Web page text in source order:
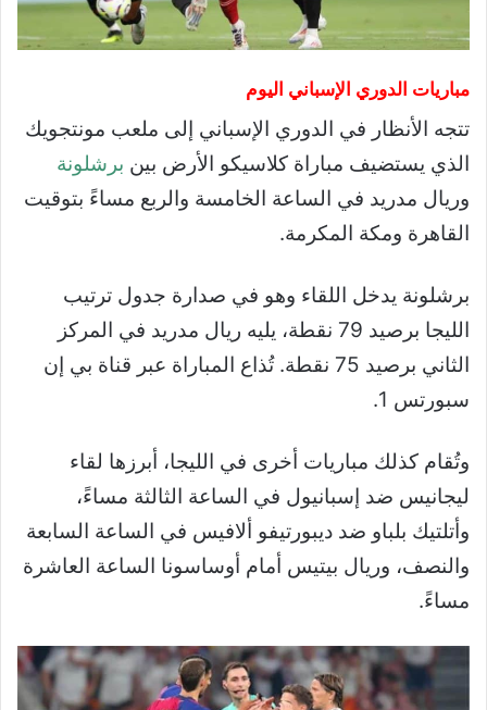
مباريات الدوري الإسباني اليوم
تتجه الأنظار في الدوري الإسباني إلى ملعب مونتجويك
الذي يستضيف مباراة كلاسيكو الأرض بين برشلونة
وريال مدريد في الساعة الخامسة والربع مساءً بتوقيت
القاهرة ومكة المكرمة.
برشلونة يدخل اللقاء وهو في صدارة جدول ترتيب
الليجا برصيد 79 نقطة، يليه ريال مدريد في المركز
الثاني برصيد 75 نقطة. تُذاع المباراة عبر قناة بي إن
سبورتس 1.
وتُقام كذلك مباريات أخرى في الليجا، أبرزها لقاء
ليجانيس ضد إسبانيول في الساعة الثالثة مساءً،
وأتلتيك بلباو ضد ديبورتيفو ألافيس في الساعة السابعة
والنصف، وريال بيتيس أمام أوساسونا الساعة العاشرة
مساءً.